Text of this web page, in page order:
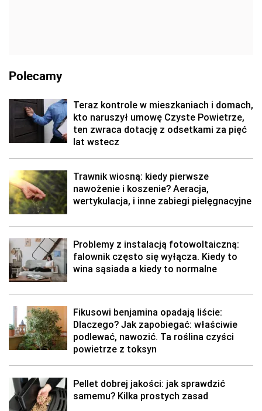
Polecamy
Teraz kontrole w mieszkaniach i domach,
kto naruszył umowę Czyste Powietrze,
ten zwraca dotację z odsetkami za pięć
lat wstecz
Trawnik wiosną: kiedy pierwsze
nawożenie i koszenie? Aeracja,
wertykulacja, i inne zabiegi pielęgnacyjne
Problemy z instalacją fotowoltaiczną:
falownik często się wyłącza. Kiedy to
wina sąsiada a kiedy to normalne
Fikusowi benjamina opadają liście:
Dlaczego? Jak zapobiegać: właściwie
podlewać, nawozić. Ta roślina czyści
powietrze z toksyn
Pellet dobrej jakości: jak sprawdzić
samemu? Kilka prostych zasad